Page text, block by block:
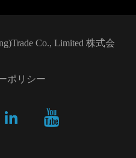
Co., Limited株式会
ポリシー